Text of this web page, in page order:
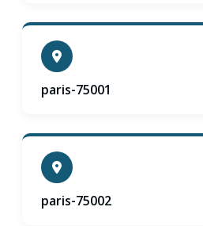
paris-75001
paris-75002